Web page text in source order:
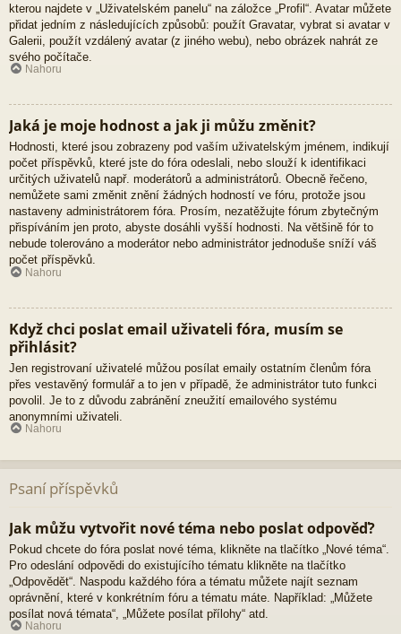
kterou najdete v „Uživatelském panelu“ na záložce „Profil“. Avatar můžete
přidat jedním z následujících způsobů: použít Gravatar, vybrat si avatar v
Galerii, použít vzdálený avatar (z jiného webu), nebo obrázek nahrát ze
svého počítače.
Nahoru
Jaká je moje hodnost a jak ji můžu změnit?
Hodnosti, které jsou zobrazeny pod vaším uživatelským jménem, indikují
počet příspěvků, které jste do fóra odeslali, nebo slouží k identifikaci
určitých uživatelů např. moderátorů a administrátorů. Obecně řečeno,
nemůžete sami změnit znění žádných hodností ve fóru, protože jsou
nastaveny administrátorem fóra. Prosím, nezatěžujte fórum zbytečným
přispíváním jen proto, abyste dosáhli vyšší hodnosti. Na většině fór to
nebude tolerováno a moderátor nebo administrátor jednoduše sníží váš
počet příspěvků.
Nahoru
Když chci poslat email uživateli fóra, musím se
přihlásit?
Jen registrovaní uživatelé můžou posílat emaily ostatním členům fóra
přes vestavěný formulář a to jen v případě, že administrátor tuto funkci
povolil. Je to z důvodu zabránění zneužití emailového systému
anonymními uživateli.
Nahoru
Psaní příspěvků
Jak můžu vytvořit nové téma nebo poslat odpověď?
Pokud chcete do fóra poslat nové téma, klikněte na tlačítko „Nové téma“.
Pro odeslání odpovědi do existujícího tématu klikněte na tlačítko
„Odpovědět“. Naspodu každého fóra a tématu můžete najít seznam
oprávnění, které v konkrétním fóru a tématu máte. Například: „Můžete
posílat nová témata“, „Můžete posílat přílohy“ atd.
Nahoru